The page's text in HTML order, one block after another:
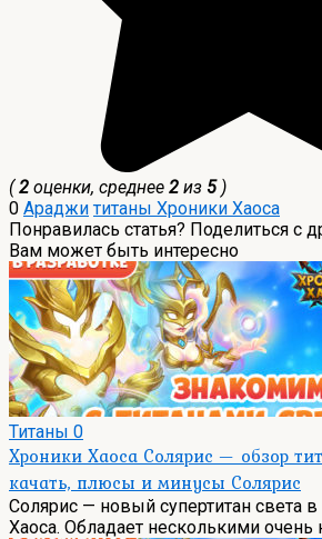
(2 оценки, среднее 2 из 5)
0 Араджи титаны Хроники Хаоса
Понравилась статья? Поделиться с
Вам может быть интересно
Титаны 0
Хроники Хаоса Солярис — обзор
качать, плюсы и минусы Солярис
Солярис — новый супертитан света
Хаоса. Обладает несколькими